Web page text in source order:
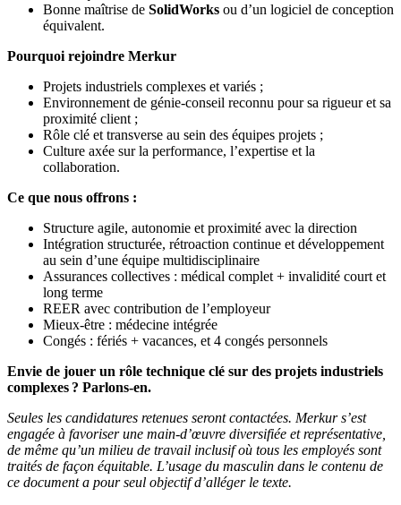
Bonne maîtrise de SolidWorks ou d’un logiciel de conception
équivalent.
Pourquoi rejoindre Merkur
Projets industriels complexes et variés ;
Environnement de génie‑conseil reconnu pour sa rigueur et sa
proximité client ;
Rôle clé et transverse au sein des équipes projets ;
Culture axée sur la performance, l’expertise et la
collaboration.
Ce que nous offrons :
Structure agile, autonomie et proximité avec la direction
Intégration structurée, rétroaction continue et développement
au sein d’une équipe multidisciplinaire
Assurances collectives : médical complet + invalidité court et
long terme
REER avec contribution de l’employeur
Mieux-être : médecine intégrée
Congés : fériés + vacances, et 4 congés personnels
Envie de jouer un rôle technique clé sur des projets industriels
complexes ? Parlons‑en.
Seules les candidatures retenues seront contactées. Merkur s’est
engagée à favoriser une main-d’œuvre diversifiée et représentative,
de même qu’un milieu de travail inclusif où tous les employés sont
traités de façon équitable. L’usage du masculin dans le contenu de
ce document a pour seul objectif d’alléger le texte.